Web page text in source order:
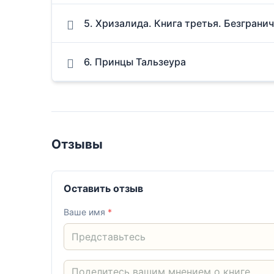
5. Хризалида. Книга третья.
6. Принцы Тальзеура
Отзывы
Оставить отзыв
Ваше имя *